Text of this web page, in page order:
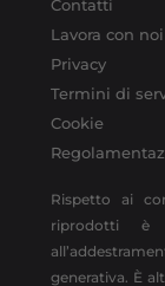
Contatti
Lavora con noi
Privacy
Termini di
Cookie
Rispetto ai
riprodotti è
generativa. È